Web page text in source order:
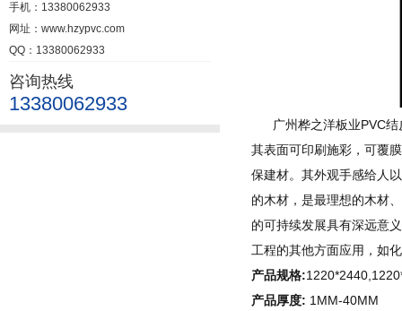
手机：13380062933
网址：www.hzypvc.com
QQ：13380062933
咨询热线
13380062933
广州桦之洋板业PVC结
其表面可印刷施彩，可覆
保建材。其外观手感给人
的木材，是最理想的木材
的可持续发展具有深远意
工程的其他方面应用，如
产品规格:
产品厚度: 1MM-40MM